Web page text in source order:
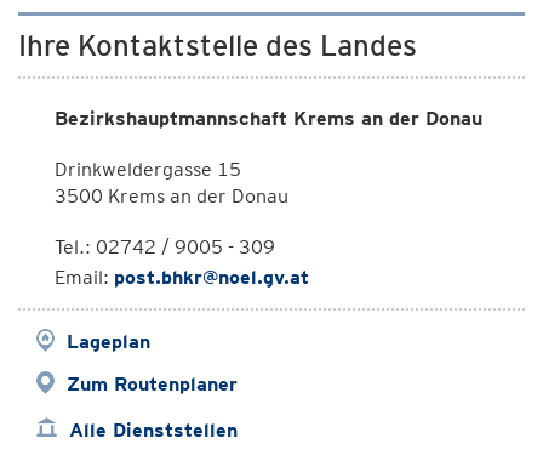
Ihre Kontaktstelle des Landes
Bezirkshauptmannschaft Krems an der Donau
Drinkweldergasse 15
3500 Krems an der Donau
Tel.: 02742 / 9005 - 309
Email: post.bhkr@noel.gv.at
Lageplan
Zum Routenplaner
Alle Dienststellen